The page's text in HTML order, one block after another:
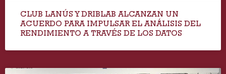
CLUB LANÚS Y DRIBLAB ALCANZAN UN
ACUERDO PARA IMPULSAR EL ANÁLISIS DEL
RENDIMIENTO A TRAVÉS DE LOS DATOS